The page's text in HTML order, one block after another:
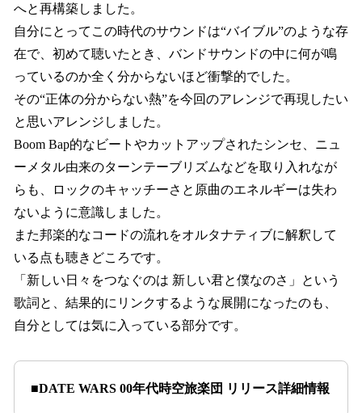
へと再構築しました。
自分にとってこの時代のサウンドは“バイブル”のような存
在で、初めて聴いたとき、バンドサウンドの中に何が鳴
っているのか全く分からないほど衝撃的でした。
その“正体の分からない熱”を今回のアレンジで再現したい
と思いアレンジしました。
Boom Bap的なビートやカットアップされたシンセ、ニュ
ーメタル由来のターンテーブリズムなどを取り入れなが
らも、ロックのキャッチーさと原曲のエネルギーは失わ
ないように意識しました。
また邦楽的なコードの流れをオルタナティブに解釈して
いる点も聴きどころです。
「新しい日々をつなぐのは 新しい君と僕なのさ」という
歌詞と、結果的にリンクするような展開になったのも、
自分としては気に入っている部分です。
■DATE WARS 00年代時空旅楽団 リリース詳細情報